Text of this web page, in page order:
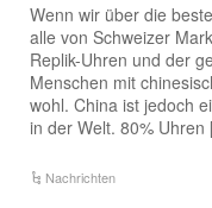
Wenn wir über die
alle von Schweizer
Replik-Uhren und der
Menschen mit
wohl. China ist jedoch
in der Welt. 80%
Nachrichten